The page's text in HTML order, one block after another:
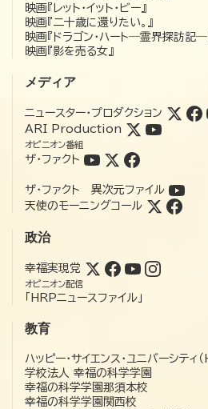
映画『レット・イット・ビー』
映画『二十歳に還りたい。』
映画『ドラゴン・ハート―霊界探訪記―
映画『影を売る女』
メディア
ニュースター・プロダクション
ARI Production
オピニオン番組
ザ・ファクト
ザ・ファクト 異次元ファイル
天使のモーニングコール
政治
幸福実現党
オピニオン配信
「HRPニュースファイル」
教育
ハッピー・サイエンス・ユニバーシティ（
学校法人 幸福の科学学園
幸福の科学学園那須本校
幸福の科学学園関西校